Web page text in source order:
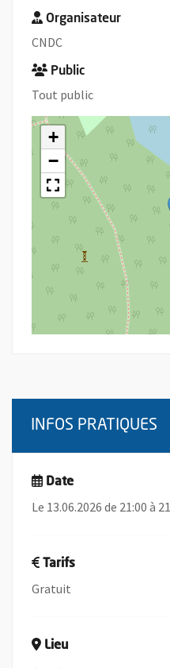
Organisateur
CNDC
Public
Tout public
+
−
INFOS PRATIQUES
Date
Le 13.06.2026 de 21:00 à
Tarifs
Gratuit
Lieu